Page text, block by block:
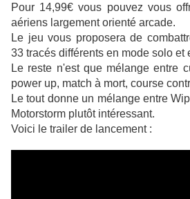
Pour 14,99€ vous pouvez vous
aériens largement orienté arcade.
Le jeu vous proposera de
33 tracés différents en mode solo et
Le reste n'est que mélange entre
power up, match à mort, course
Le tout donne un mélange entre
Motorstorm plutôt intéressant.
Voici le trailer de lancement :